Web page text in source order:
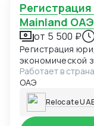
Регистрация компании во FreeZone и
Mainland ОАЭ
от 5 500 ₽
Регистрация
экономической
Работает в
ОАЭ
Relocate